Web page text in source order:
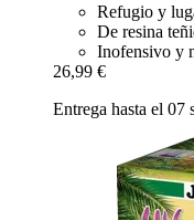
Refugio y
De resina
Inofensivo y
26,99 €
Entrega hasta el 07